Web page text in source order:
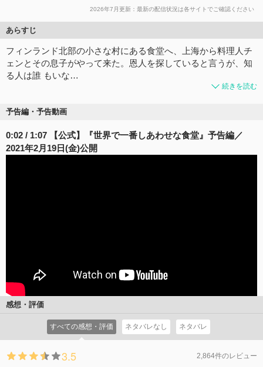
2026年7月更新：最新の配信状況は各サイトでご確認ください
あらすじ
フィンランド北部の小さな村にある食堂へ、上海から料理人チ
ェンとその息子がやって来た。恩人を探していると言うが、知
る人は誰 もいな…
続きを読む
予告編・予告動画
0:02 / 1:07 【公式】『世界で一番しあわせな食堂』予告編／
2021年2月19日(金)公開
感想・評価
すべての感想・評価 ネタバレなし ネタバレ
3.5 2,864件のレビュー